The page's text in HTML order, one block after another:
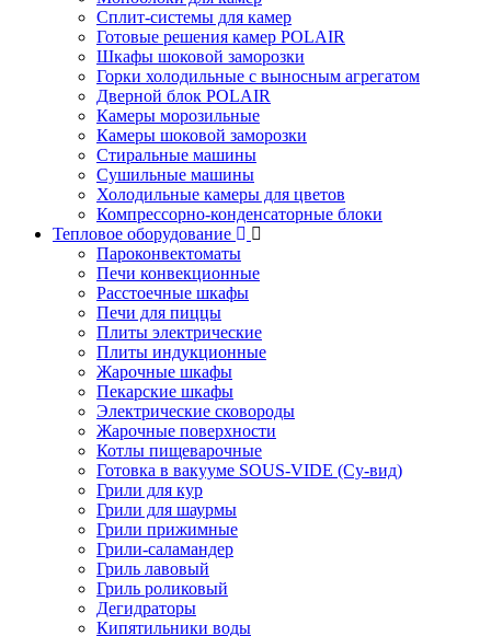
Сплит-системы для камер
Готовые решения камер POLAIR
Шкафы шоковой заморозки
Горки холодильные с выносным агрегатом
Дверной блок POLAIR
Камеры морозильные
Камеры шоковой заморозки
Стиральные машины
Сушильные машины
Холодильные камеры для цветов
Компрессорно-конденсаторные блоки
Тепловое оборудование
Пароконвектоматы
Печи конвекционные
Расстоечные шкафы
Печи для пиццы
Плиты электрические
Плиты индукционные
Жарочные шкафы
Пекарские шкафы
Электрические сковороды
Жарочные поверхности
Котлы пищеварочные
Готовка в вакууме SOUS-VIDE (Су-вид)
Грили для кур
Грили для шаурмы
Грили прижимные
Грили-саламандер
Гриль лавовый
Гриль роликовый
Дегидраторы
Кипятильники воды